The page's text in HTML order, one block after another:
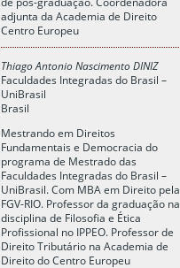
adjunta da Academia de Direito
Centro Europeu
Thiago Antonio Nascimento DINIZ
Faculdades Integradas do Brasil –
UniBrasil
Brasil
Mestrando em Direitos
Fundamentais e Democracia do
programa de Mestrado das
Faculdades Integradas do Brasil –
UniBrasil. Com MBA em Direito pela
FGV-RIO. Professor da graduação na
disciplina de Filosofia e Ética
Profissional no IPPEO. Professor de
Direito Tributário na Academia de
Direito do Centro Europeu